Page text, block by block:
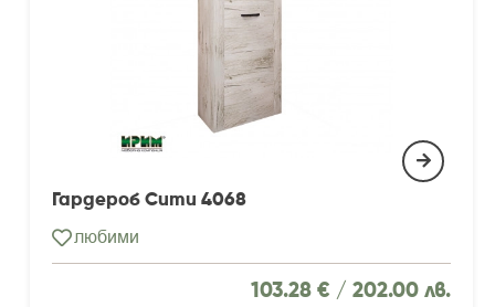
Гардероб Сити 4068
любими
103.28 € / 202.00 лв.